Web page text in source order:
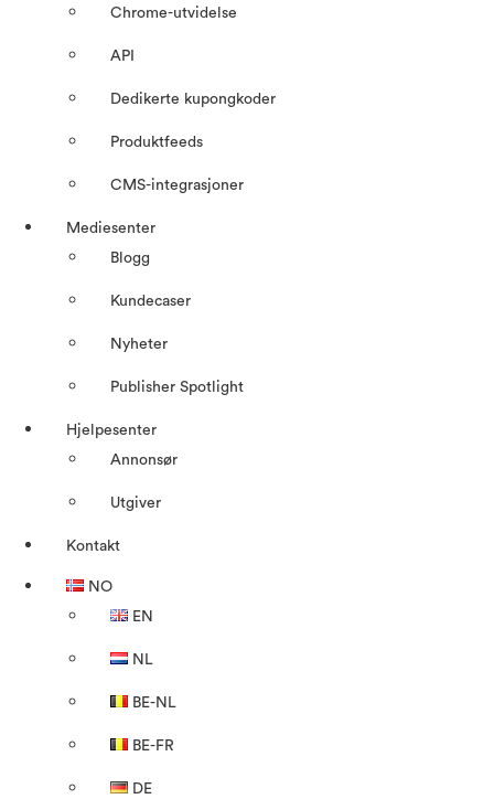
Chrome-utvidelse
API
Dedikerte kupongkoder
Produktfeeds
CMS-integrasjoner
Mediesenter
Blogg
Kundecaser
Nyheter
Publisher Spotlight
Hjelpesenter
Annonsør
Utgiver
Kontakt
NO
EN
NL
BE-NL
BE-FR
DE